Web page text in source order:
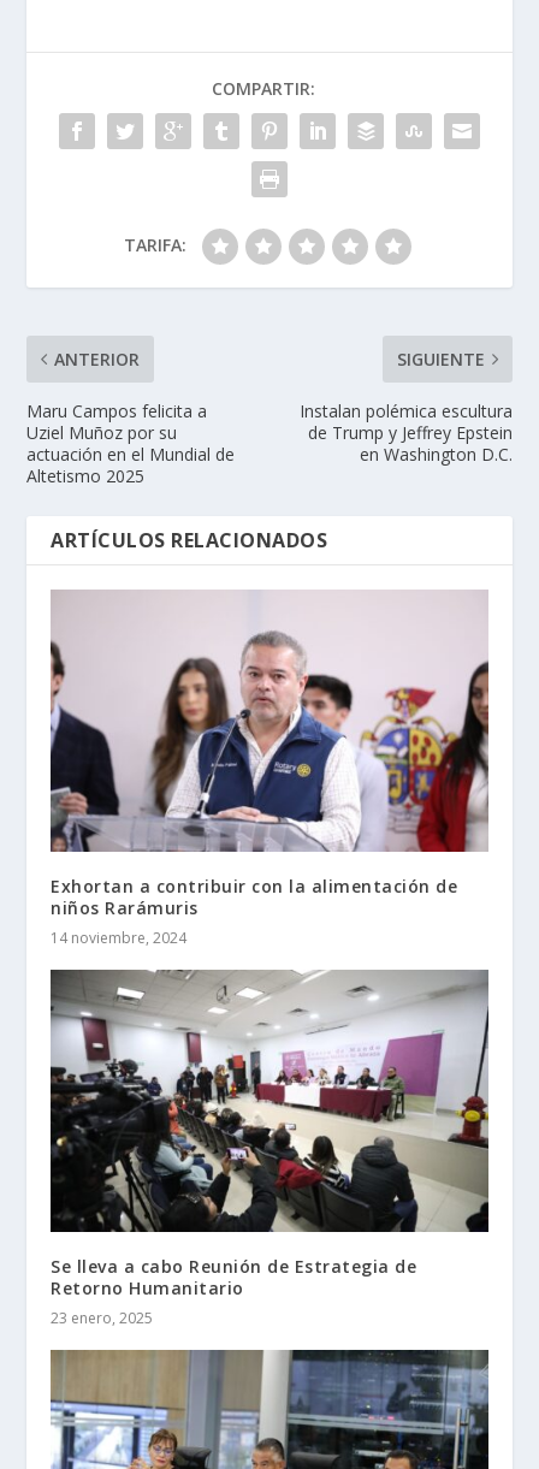
COMPARTIR:
TARIFA:
ANTERIOR
Maru Campos felicita a
Uziel Muñoz por su
actuación en el Mundial de
Altetismo 2025
SIGUIENTE
Instalan polémica escultura
de Trump y Jeffrey Epstein
en Washington D.C.
ARTÍCULOS RELACIONADOS
Exhortan a contribuir con la alimentación de
niños Rarámuris
14 noviembre, 2024
Se lleva a cabo Reunión de Estrategia de
Retorno Humanitario
23 enero, 2025